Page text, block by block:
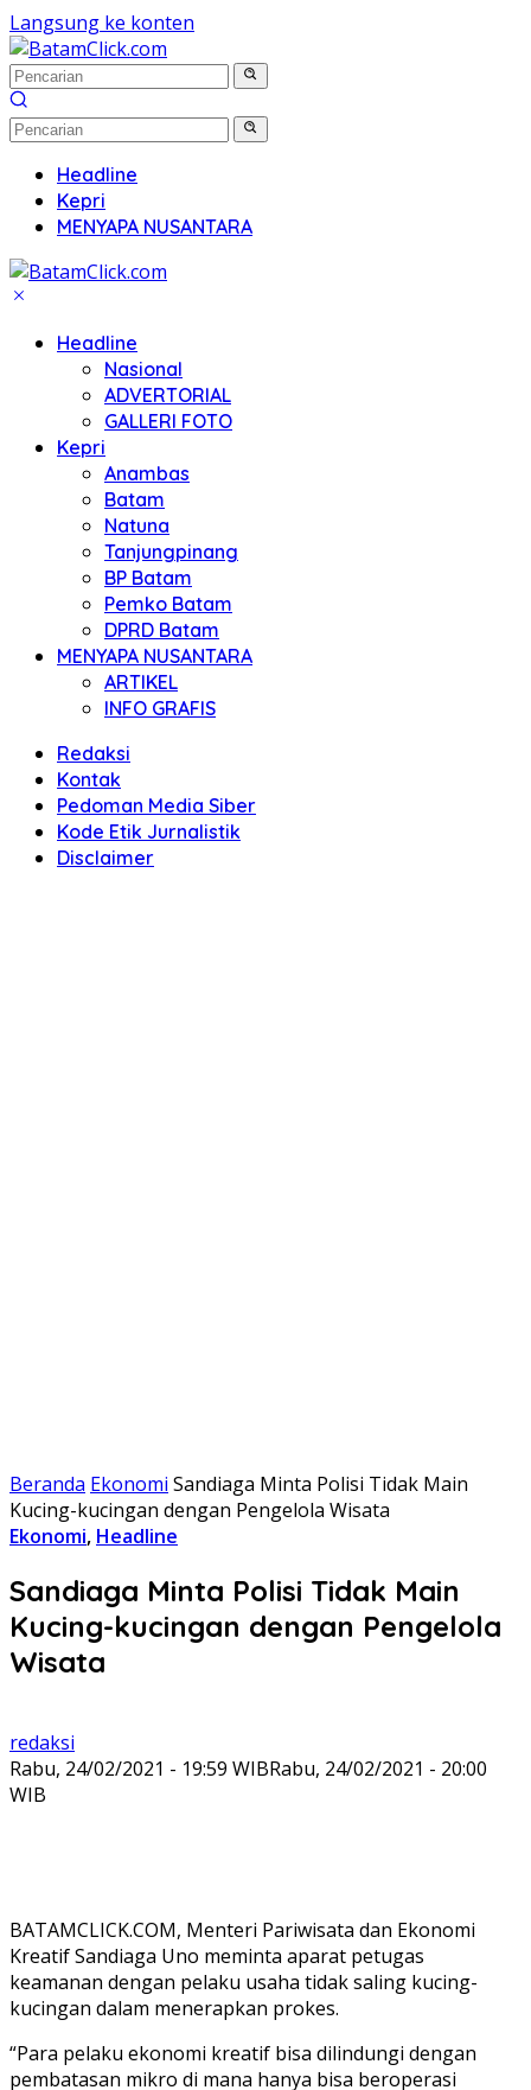
Langsung ke konten
Headline
Kepri
MENYAPA NUSANTARA
Headline
Nasional
ADVERTORIAL
GALLERI FOTO
Kepri
Anambas
Batam
Natuna
Tanjungpinang
BP Batam
Pemko Batam
DPRD Batam
MENYAPA NUSANTARA
ARTIKEL
INFO GRAFIS
Redaksi
Kontak
Pedoman Media Siber
Kode Etik Jurnalistik
Disclaimer
Beranda Ekonomi Sandiaga Minta Polisi Tidak Main
Kucing-kucingan dengan Pengelola Wisata
Ekonomi, Headline
Sandiaga Minta Polisi Tidak Main
Kucing-kucingan dengan Pengelola
Wisata
redaksi
Rabu, 24/02/2021 - 19:59 WIBRabu, 24/02/2021 - 20:00
WIB
BATAMCLICK.COM, Menteri Pariwisata dan Ekonomi
Kreatif Sandiaga Uno meminta aparat petugas
keamanan dengan pelaku usaha tidak saling kucing-
kucingan dalam menerapkan prokes.
“Para pelaku ekonomi kreatif bisa dilindungi dengan
pembatasan mikro di mana hanya bisa beroperasi